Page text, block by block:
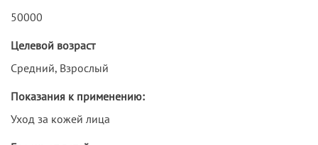
50000
Целевой возраст
Средний, Взрослый
Показания к применению:
Уход за кожей лица